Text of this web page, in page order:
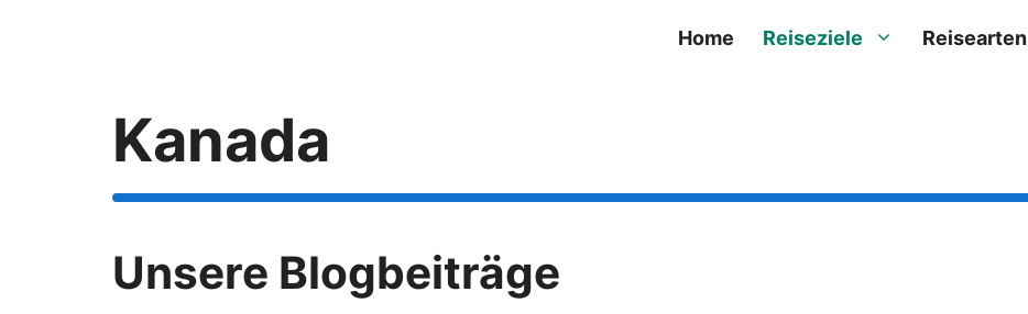
Home Reiseziele Reisearten
Kanada
Unsere Blogbeiträge